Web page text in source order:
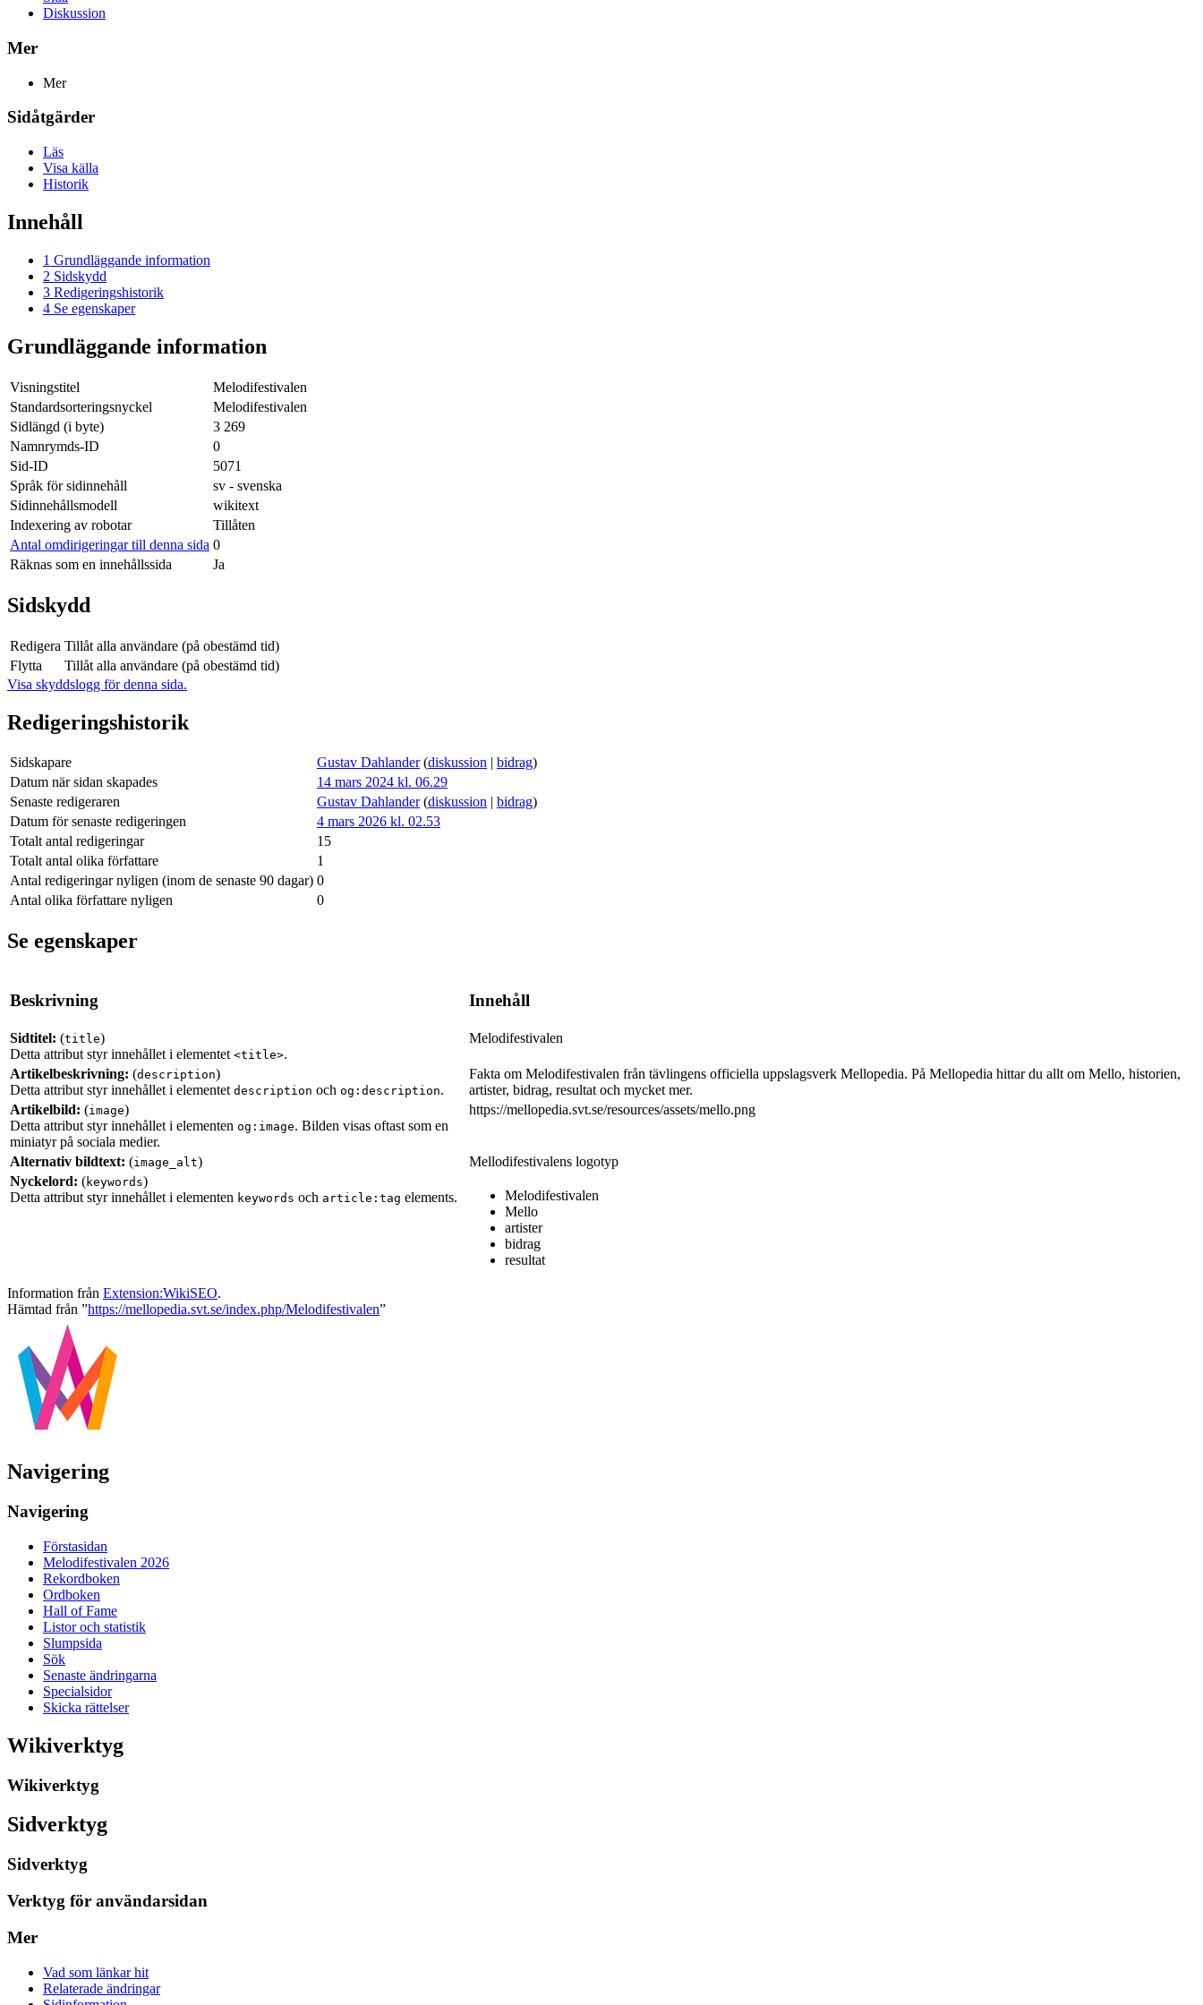
Diskussion
Mer
Mer
Sidåtgärder
Läs
Visa källa
Historik
Innehåll
1 Grundläggande information
2 Sidskydd
3 Redigeringshistorik
4 Se egenskaper
Grundläggande information
Visningstitel
Melodifestivalen
Standardsorteringsnyckel
Melodifestivalen
Sidlängd (i byte)
3 269
Namnrymds-ID
0
Sid-ID
5071
Språk för sidinnehåll
sv - svenska
Sidinnehållsmodell
wikitext
Indexering av robotar
Tillåten
Antal omdirigeringar till denna sida 0
Räknas som en innehållssida
Ja
Sidskydd
Redigera Tillåt alla användare (på obestämd tid)
Flytta
Tillåt alla användare (på obestämd tid)
Visa skyddslogg för denna sida.
Redigeringshistorik
Sidskapare Gustav Dahlander (diskussion | bidrag)
Datum när sidan skapades
14 mars 2024 kl. 06.29
Senaste redigeraren
Gustav Dahlander (diskussion | bidrag)
Datum för senaste redigeringen
4 mars 2026 kl. 02.53
Totalt antal redigeringar
15
Totalt antal olika författare
1
Antal redigeringar nyligen (inom de senaste 90 dagar) 0
Antal olika författare nyligen
0
Se egenskaper
Beskrivning Innehåll
Sidtitel: (title)
Detta attribut styr innehållet i elementet <title>.
Melodifestivalen
Artikelbeskrivning: (description)
Detta attribut styr innehållet i elementet description och og:description.
Fakta om Melodifestivalen från tävlingens officiella uppslagsverk Mellopedia. På Mellopedia hittar du allt om Mello, historien,
artister, bidrag, resultat och mycket mer.
Artikelbild: (image)
Detta attribut styr innehållet i elementen og:image. Bilden visas oftast som en
miniatyr på sociala medier.
https://mellopedia.svt.se/resources/assets/mello.png
Alternativ bildtext: (image_alt)
Mellodifestivalens logotyp
Nyckelord: (keywords)
Detta attribut styr innehållet i elementen keywords och article:tag elements.
Melodifestivalen
Mello
artister
bidrag
resultat
Information från Extension:WikiSEO.
Hämtad från ”https://mellopedia.svt.se/index.php/Melodifestivalen”
Navigering
Navigering
Förstasidan
Melodifestivalen 2026
Rekordboken
Ordboken
Hall of Fame
Listor och statistik
Slumpsida
Sök
Senaste ändringarna
Specialsidor
Skicka rättelser
Wikiverktyg
Wikiverktyg
Sidverktyg
Sidverktyg
Verktyg för användarsidan
Mer
Vad som länkar hit
Relaterade ändringar